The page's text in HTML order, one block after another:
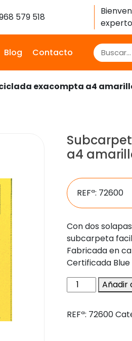
579 518
Blog Contacto
exacompta a4
a4
REFª: 72600
Con dos
subcarpeta
Fabricada en
Certificada Blue
Subcarpeta
cartulina
exacompta
Añadir
REFª: 72600